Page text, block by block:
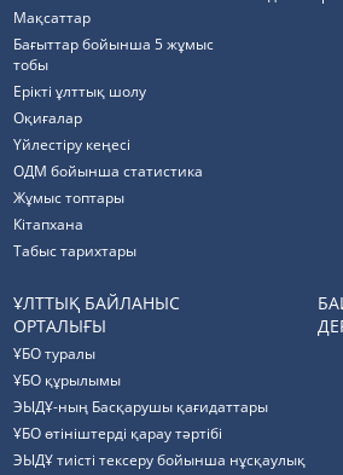
Мақсаттар
Бағыттар бойынша 5 жұмыс
тобы
Ерікті ұлттық шолу
Оқиғалар
Үйлестіру кеңесі
ОДМ бойынша статистика
Жұмыс топтары
Кітапхана
Табыс тарихтары
ҰЛТТЫҚ БАЙЛАНЫС
ОРТАЛЫҒЫ
ҰБО туралы
ҰБО құрылымы
ЭЫДҰ-ның Басқарушы қағидаттары
ҰБО өтініштерді қарау тәртібі
ЭЫДҰ тиісті тексеру бойынша нұсқаулық